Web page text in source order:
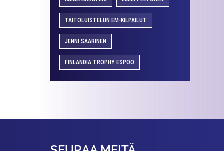
TAITOLUISTELUN EM-KILPAILUT
JENNI SAARINEN
FINLANDIA TROPHY ESPOO